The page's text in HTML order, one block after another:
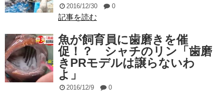
2016/12/30 0
記事を読む
魚が飼育員に歯磨きを催
促！？ シャチのリン「歯磨
きPRモデルは譲らないわ
よ」
2016/12/9 0